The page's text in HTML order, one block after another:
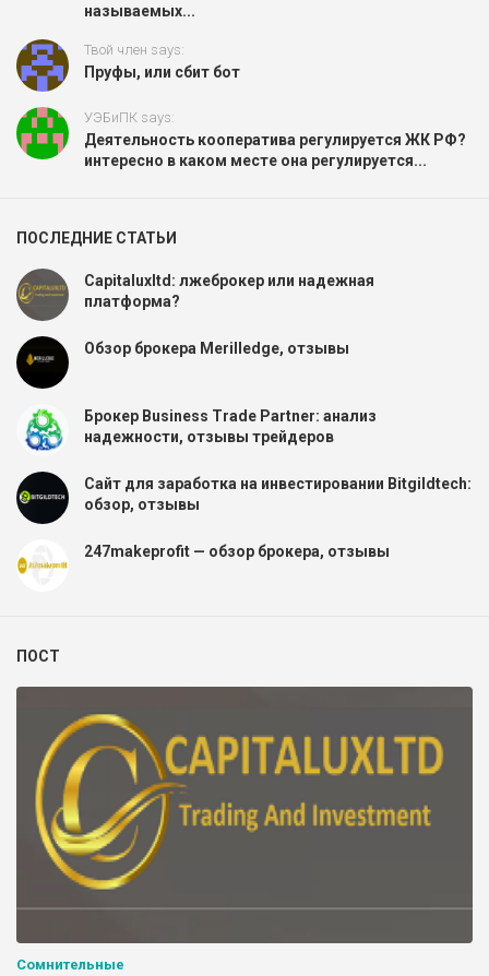
называемых...
Твой член says:
Пруфы, или сбит бот
УЭБиПК says:
Деятельность кооператива регулируется ЖК РФ?
интересно в каком месте она регулируется...
ПОСЛЕДНИЕ СТАТЬИ
Capitaluxltd: лжеброкер или надежная
платформа?
Обзор брокера Merilledge, отзывы
Брокер Business Trade Partner: анализ
надежности, отзывы трейдеров
Сайт для заработка на инвестировании Bitgildtech:
обзор, отзывы
247makeprofit — обзор брокера, отзывы
ПОСТ
Сомнительные